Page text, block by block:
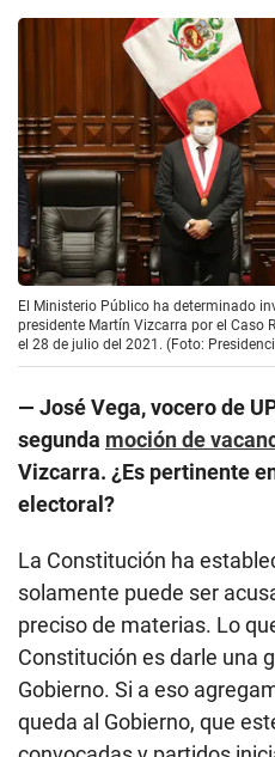
El Ministerio Público ha determinado
presidente Martín Vizcarra por el Caso
el 28 de julio del 2021. (Foto:
— José Vega, vocero de
segunda moción de
Vizcarra. ¿Es pertinente
electoral?
La Constitución ha
solamente puede ser
preciso de materias. Lo
Constitución es darle una
Gobierno. Si a eso
queda al Gobierno, que